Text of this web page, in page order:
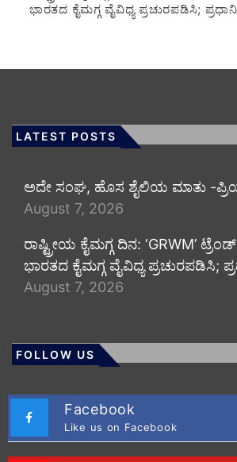
ಭಾರತದ ಕೈಮಗ್ಗ ವೈವಿಧ್ಯ ಪ್ರಚುರಪಡಿಸಿ;
LATEST POSTS
ಅದೇ ಸಂಘ, ಹೊಸ ಶೈಲಿಯ ಮಾತು -
August 7, 2026
ರಾಷ್ಟ್ರೀಯ ಕೈಮಗ್ಗ ದಿನ: ‘GRWM’
ಭಾರತದ ಕೈಮಗ್ಗ ವೈವಿಧ್ಯ ಪ್ರಚುರಪಡಿಸಿ;
August 7, 2026
FOLLOW US
Facebook
Like us on Facebook